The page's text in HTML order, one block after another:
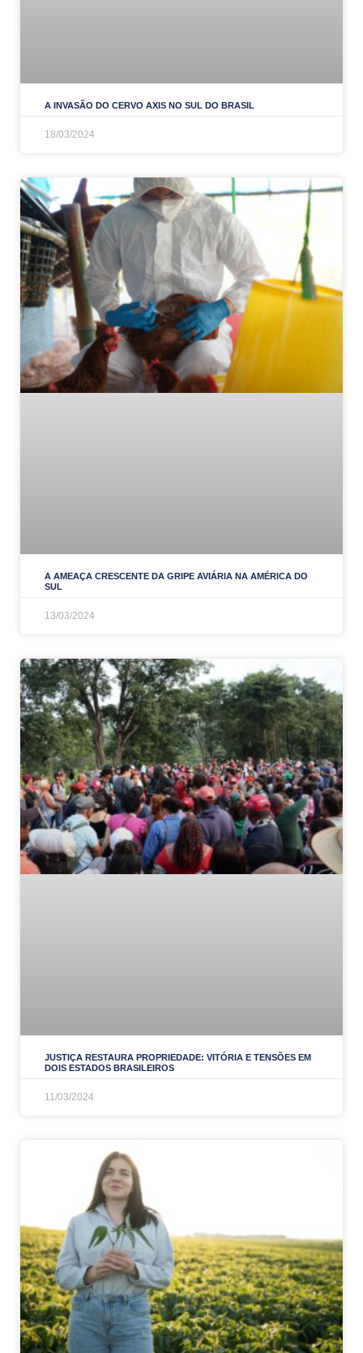
A INVASÃO DO CERVO AXIS NO SUL DO BRASIL
18/03/2024
A AMEAÇA CRESCENTE DA GRIPE AVIÁRIA NA AMÉRICA DO
SUL
13/03/2024
JUSTIÇA RESTAURA PROPRIEDADE: VITÓRIA E TENSÕES EM
DOIS ESTADOS BRASILEIROS
11/03/2024